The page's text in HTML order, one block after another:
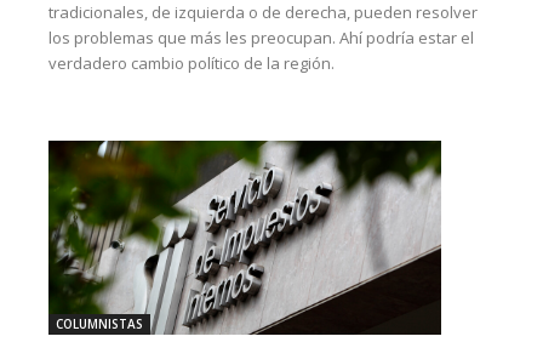
tradicionales, de izquierda o de derecha, pueden resolver
los problemas que más les preocupan. Ahí podría estar el
verdadero cambio político de la región.
COLUMNISTAS